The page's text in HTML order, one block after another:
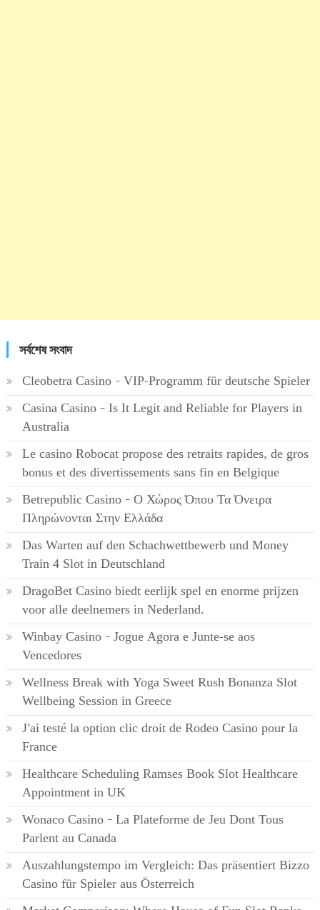
সর্বশেষ সংবাদ
Cleobetra Casino – VIP-Programm für deutsche Spieler
Casina Casino – Is It Legit and Reliable for Players in
Australia
Le casino Robocat propose des retraits rapides, de gros
bonus et des divertissements sans fin en Belgique
Betrepublic Casino – Ο Χώρος Όπου Τα Όνειρα
Πληρώνονται Στην Ελλάδα
Das Warten auf den Schachwettbewerb und Money
Train 4 Slot in Deutschland
DragoBet Casino biedt eerlijk spel en enorme prijzen
voor alle deelnemers in Nederland.
Winbay Casino – Jogue Agora e Junte-se aos
Vencedores
Wellness Break with Yoga Sweet Rush Bonanza Slot
Wellbeing Session in Greece
J’ai testé la option clic droit de Rodeo Casino pour la
France
Healthcare Scheduling Ramses Book Slot Healthcare
Appointment in UK
Wonaco Casino – La Plateforme de Jeu Dont Tous
Parlent au Canada
Auszahlungstempo im Vergleich: Das präsentiert Bizzo
Casino für Spieler aus Österreich